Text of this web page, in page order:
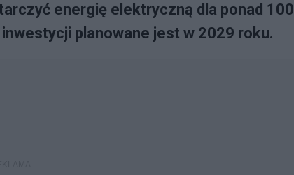
energię elektryczną dla ponad 100
planowane jest w 2029 roku.